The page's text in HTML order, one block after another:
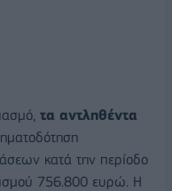
τα αντληθέντα
κατά την περίοδο
756.800 ευρώ. Η